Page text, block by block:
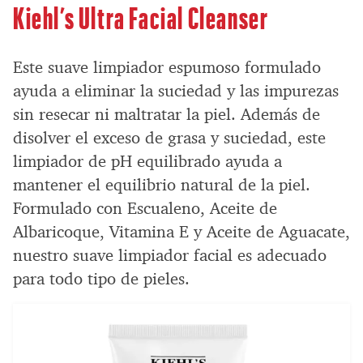
Kiehl’s Ultra Facial Cleanser
Este suave limpiador espumoso formulado
ayuda a eliminar la suciedad y las impurezas
sin resecar ni maltratar la piel. Además de
disolver el exceso de grasa y suciedad, este
limpiador de pH equilibrado ayuda a
mantener el equilibrio natural de la piel.
Formulado con Escualeno, Aceite de
Albaricoque, Vitamina E y Aceite de Aguacate,
nuestro suave limpiador facial es adecuado
para todo tipo de pieles.